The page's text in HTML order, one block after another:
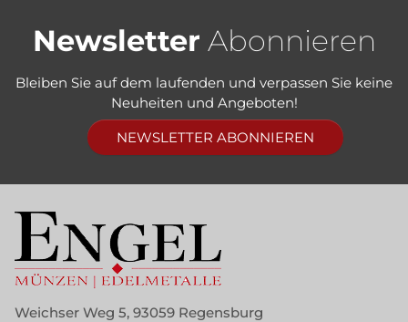
Newsletter Abonnieren
Bleiben Sie auf dem laufenden und verpassen Sie keine
Neuheiten und Angeboten!
NEWSLETTER ABONNIEREN
Weichser Weg 5, 93059 Regensburg